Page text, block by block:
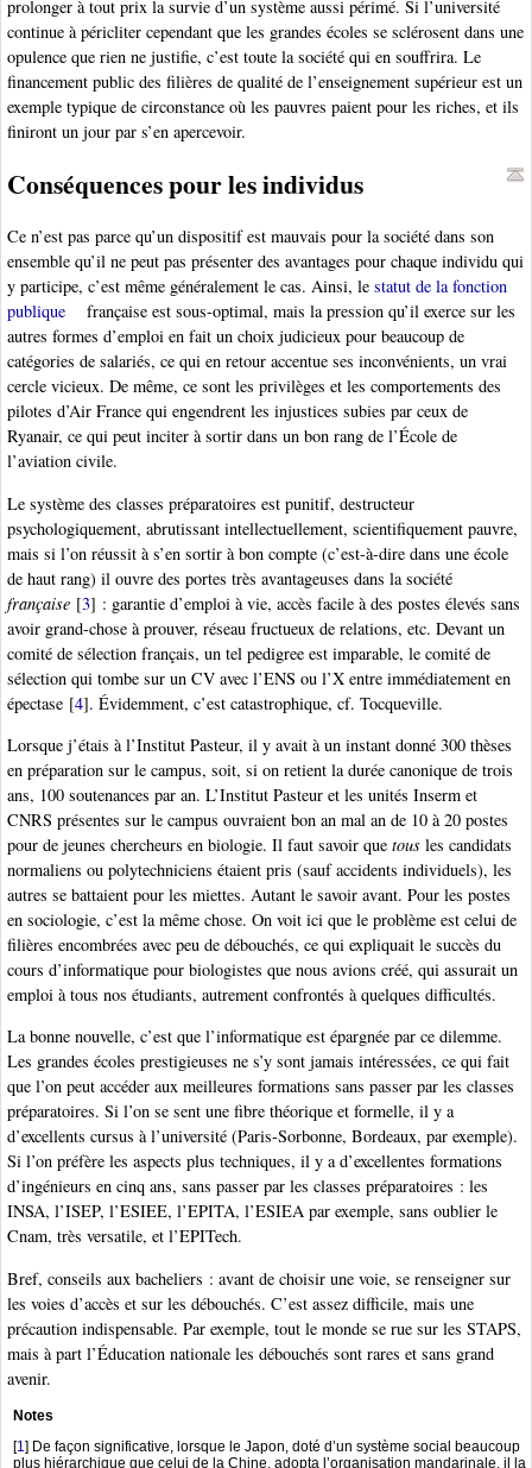
prolonger à tout prix la survie d’un système aussi périmé. Si l’université
continue à péricliter cependant que les grandes écoles se sclérosent dans une
opulence que rien ne justifie, c’est toute la société qui en souffrira. Le
financement public des filières de qualité de l’enseignement supérieur est un
exemple typique de circonstance où les pauvres paient pour les riches, et ils
finiront un jour par s’en apercevoir.
Conséquences pour les individus
Ce n’est pas parce qu’un dispositif est mauvais pour la société dans son
ensemble qu’il ne peut pas présenter des avantages pour chaque individu qui
y participe, c’est même généralement le cas. Ainsi, le statut de la fonction
publique
française est sous-optimal, mais la pression qu’il exerce sur les
autres formes d’emploi en fait un choix judicieux pour beaucoup de
catégories de salariés, ce qui en retour accentue ses inconvénients, un vrai
cercle vicieux. De même, ce sont les privilèges et les comportements des
pilotes d’Air France qui engendrent les injustices subies par ceux de
Ryanair, ce qui peut inciter à sortir dans un bon rang de l’École de
l’aviation civile.
Le système des classes préparatoires est punitif, destructeur
psychologiquement, abrutissant intellectuellement, scientifiquement pauvre,
mais si l’on réussit à s’en sortir à bon compte (c’est-à-dire dans une école
de haut rang) il ouvre des portes très avantageuses dans la société
française [3] : garantie d’emploi à vie, accès facile à des postes élevés sans
avoir grand-chose à prouver, réseau fructueux de relations, etc. Devant un
comité de sélection français, un tel pedigree est imparable, le comité de
sélection qui tombe sur un CV avec l’ENS ou l’X entre immédiatement en
épectase [4]. Évidemment, c’est catastrophique, cf. Tocqueville.
Lorsque j’étais à l’Institut Pasteur, il y avait à un instant donné 300 thèses
en préparation sur le campus, soit, si on retient la durée canonique de trois
ans, 100 soutenances par an. L’Institut Pasteur et les unités Inserm et
CNRS présentes sur le campus ouvraient bon an mal an de 10 à 20 postes
pour de jeunes chercheurs en biologie. Il faut savoir que tous les candidats
normaliens ou polytechniciens étaient pris (sauf accidents individuels), les
autres se battaient pour les miettes. Autant le savoir avant. Pour les postes
en sociologie, c’est la même chose. On voit ici que le problème est celui de
filières encombrées avec peu de débouchés, ce qui expliquait le succès du
cours d’informatique pour biologistes que nous avions créé, qui assurait un
emploi à tous nos étudiants, autrement confrontés à quelques difficultés.
La bonne nouvelle, c’est que l’informatique est épargnée par ce dilemme.
Les grandes écoles prestigieuses ne s’y sont jamais intéressées, ce qui fait
que l’on peut accéder aux meilleures formations sans passer par les classes
préparatoires. Si l’on se sent une fibre théorique et formelle, il y a
d’excellents cursus à l’université (Paris-Sorbonne, Bordeaux, par exemple).
Si l’on préfère les aspects plus techniques, il y a d’excellentes formations
d’ingénieurs en cinq ans, sans passer par les classes préparatoires : les
INSA, l’ISEP, l’ESIEE, l’EPITA, l’ESIEA par exemple, sans oublier le
Cnam, très versatile, et l’EPITech.
Bref, conseils aux bacheliers : avant de choisir une voie, se renseigner sur
les voies d’accès et sur les débouchés. C’est assez difficile, mais une
précaution indispensable. Par exemple, tout le monde se rue sur les STAPS,
mais à part l’Éducation nationale les débouchés sont rares et sans grand
avenir.
Notes
[1] De façon significative, lorsque le Japon, doté d’un système social beaucoup
plus hiérarchique que celui de la Chine, adopta l’organisation mandarinale, il la